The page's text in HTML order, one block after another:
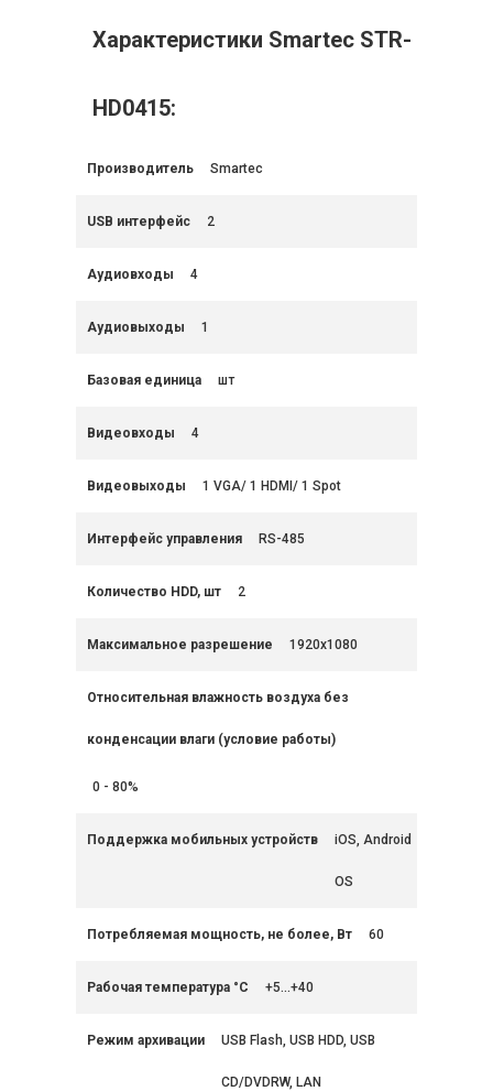
Характеристики Smartec STR-
HD0415:
Производитель Smartec
USB интерфейс 2
Аудиовходы 4
Аудиовыходы 1
Базовая единица шт
Видеовходы 4
Видеовыходы 1 VGA/ 1 HDMI/ 1 Spot
Интерфейс управления RS-485
Количество HDD, шт 2
Максимальное разрешение 1920x1080
Относительная влажность воздуха без
конденсации влаги (условие работы)
0 - 80%
Поддержка мобильных устройств iOS, Android
OS
Потребляемая мощность, не более, Вт 60
Рабочая температура °C +5...+40
Режим архивации USB Flash, USB HDD, USB
CD/DVDRW, LAN